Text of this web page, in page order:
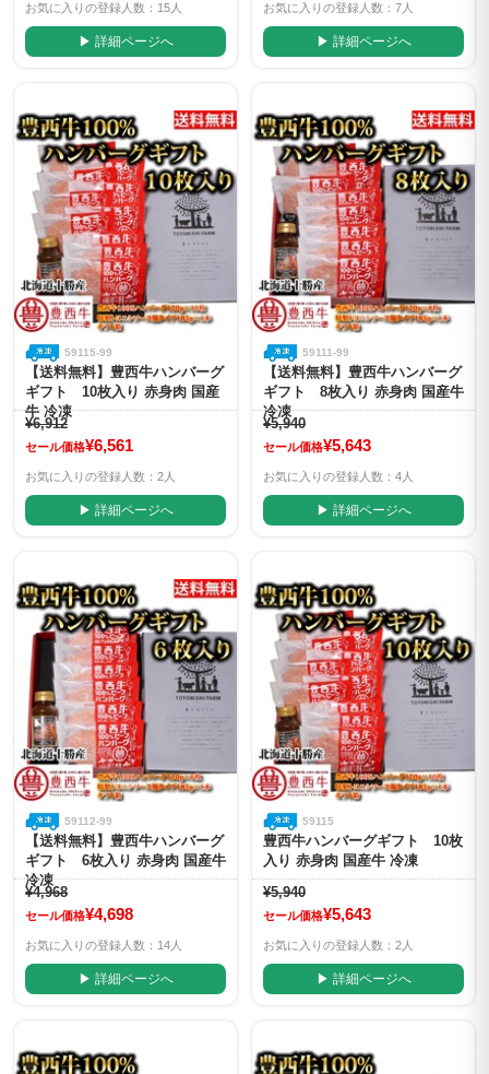
お気に入りの登録人数：15人
▶ 詳細ページへ
お気に入りの登録人数：7人
▶ 詳細ページへ
59115-99
【送料無料】豊西牛ハンバーグ
ギフト 10枚入り 赤身肉 国産
牛 冷凍
¥6,912
セール価格¥6,561
お気に入りの登録人数：2人
▶ 詳細ページへ
59111-99
【送料無料】豊西牛ハンバーグ
ギフト 8枚入り 赤身肉 国産牛
冷凍
¥5,940
セール価格¥5,643
お気に入りの登録人数：4人
▶ 詳細ページへ
59112-99
【送料無料】豊西牛ハンバーグ
ギフト 6枚入り 赤身肉 国産牛
冷凍
¥4,968
セール価格¥4,698
お気に入りの登録人数：14人
▶ 詳細ページへ
59115
豊西牛ハンバーグギフト 10枚
入り 赤身肉 国産牛 冷凍
¥5,940
セール価格¥5,643
お気に入りの登録人数：2人
▶ 詳細ページへ